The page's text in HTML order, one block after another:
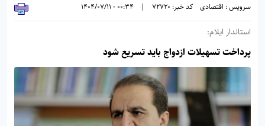
سرویس : اقتصادی کد خبر: 72720 |
00:34 - 1404/07/11
استاندار ایلام:
پرداخت تسهیلات ازدواج باید تسریع شود